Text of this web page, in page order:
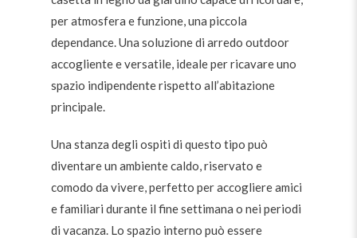
per atmosfera e funzione, una piccola
dependance. Una soluzione di arredo outdoor
accogliente e versatile, ideale per ricavare uno
spazio indipendente rispetto all’abitazione
principale.
Una stanza degli ospiti di questo tipo può
diventare un ambiente caldo, riservato e
comodo da vivere, perfetto per accogliere amici
e familiari durante il fine settimana o nei periodi
di vacanza. Lo spazio interno può essere